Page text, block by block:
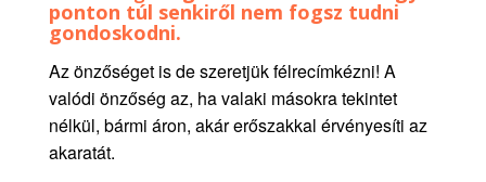
ponton túl senkiről nem fogsz tudni
gondoskodni.
Az önzőséget is de szeretjük félrecímkézni! A
valódi önzőség az, ha valaki másokra tekintet
nélkül, bármi áron, akár erőszakkal érvényesíti az
akaratát.